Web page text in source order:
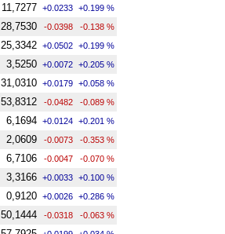
11,7277 +0.0233 +0.199 %
28,7530 -0.0398 -0.138 %
25,3342 +0.0502 +0.199 %
3,5250 +0.0072 +0.205 %
31,0310 +0.0179 +0.058 %
53,8312 -0.0482 -0.089 %
6,1694 +0.0124 +0.201 %
2,0609 -0.0073 -0.353 %
6,7106 -0.0047 -0.070 %
3,3166 +0.0033 +0.100 %
0,9120 +0.0026 +0.286 %
50,1444 -0.0318 -0.063 %